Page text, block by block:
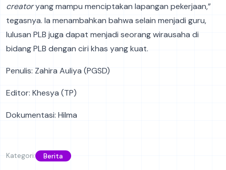
creatoryang mampu menciptakan lapangan pekerjaan,”
tegasnya. Ia menambahkan bahwa selain menjadi guru,
lulusan PLB juga dapat menjadi seorang wirausaha di
bidang PLB dengan ciri khas yang kuat.
Penulis: Zahira Auliya (PGSD)
Editor: Khesya (TP)
Dokumentasi: Hilma
Kategori: Berita